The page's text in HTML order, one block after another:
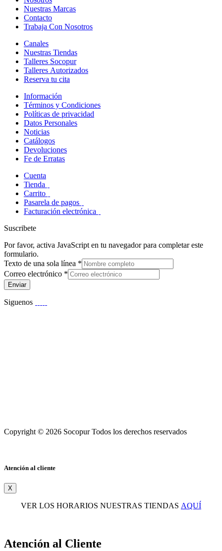
Nuestras Marcas
Contacto
Trabaja Con Nosotros
Canales
Nuestras Tiendas
Talleres Socopur
Talleres Autorizados
Reserva tu cita
Información
Términos y Condiciones
Políticas de privacidad
Datos Personales
Noticias
Catálogos
Devoluciones
Fe de Erratas
Cuenta
Tienda
Carrito
Pasarela de pagos
Facturación electrónica
Suscribete
Por favor, activa JavaScript en tu navegador para completar este
formulario.
Texto de una sola línea *
Correo electrónico *
Enviar
Siguenos
Copyright © 2026 Socopur Todos los derechos reservados
Atención al cliente
X
VER LOS HORARIOS NUESTRAS TIENDAS AQUÍ
Atención al Cliente